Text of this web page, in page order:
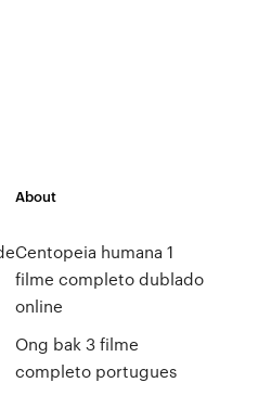
About
Centopeia humana 1
filme completo dublado
online
Ong bak 3 filme
completo portugues